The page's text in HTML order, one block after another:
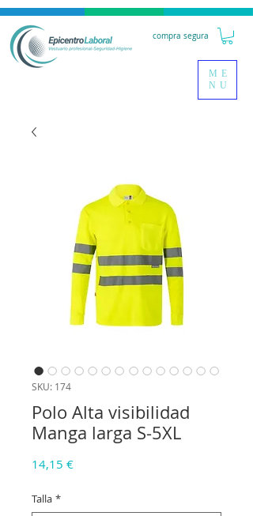
compra segura
ME
NU
SKU: 174
Polo Alta visibilidad
Manga larga S-5XL
14,15 €Precio
Talla *